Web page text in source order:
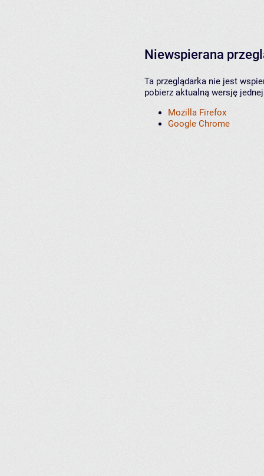
Niewspierana
Ta przeglądarka nie jest
pobierz aktualną wersję
Mozilla Firefox
Google Chrome